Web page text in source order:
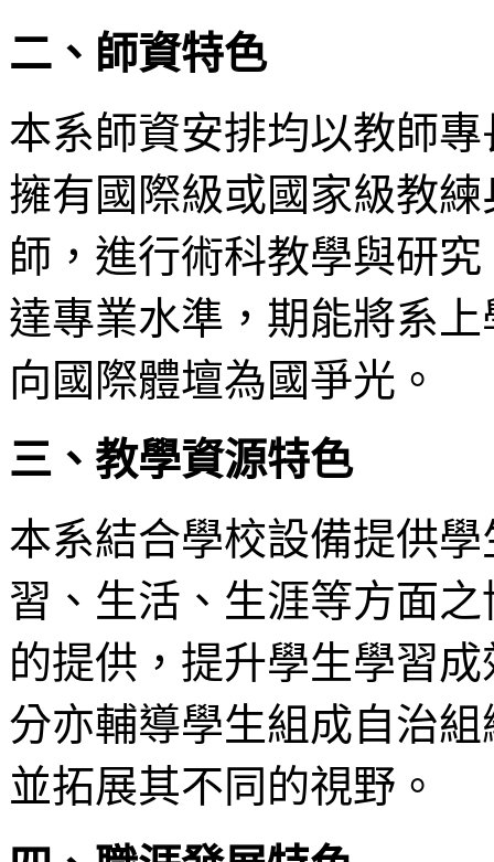
二、師資特色
本系師資安排均以教師
擁有國際級或國家級教
師，進行術科教學與研
達專業水準，期能將系
向國際體壇為國爭光。
三、教學資源特色
本系結合學校設備提供
習、生活、生涯等方面
的提供，提升學生學習
分亦輔導學生組成自治
並拓展其不同的視野。